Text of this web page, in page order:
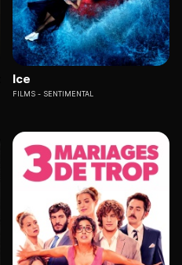
Ice
FILMS SENTIMENTAL